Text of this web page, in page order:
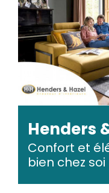
Henders
Confort et
bien chez soi